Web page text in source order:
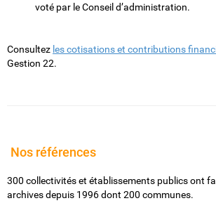
voté par le Conseil d’administration.
Consultez les cotisations et contributions
Gestion 22.
Nos références
300 collectivités et établissements publics ont
archives depuis 1996 dont 200 communes.